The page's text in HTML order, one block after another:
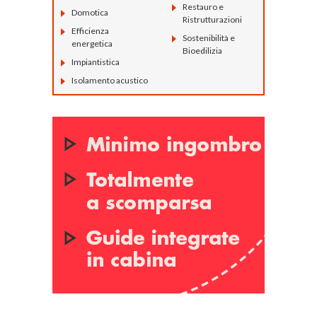
Domotica
Efficienza
energetica
Impiantistica
Isolamento acustico
Restauro e
Ristrutturazioni
Sostenibilità e
Bioedilizia